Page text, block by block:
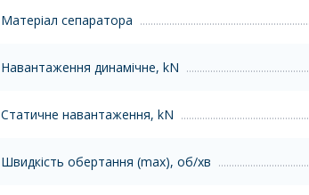
Матеріал сепаратора
Навантаження динамічне, kN
Статичне навантаження, kN
Швидкість обертання (max), об/хв